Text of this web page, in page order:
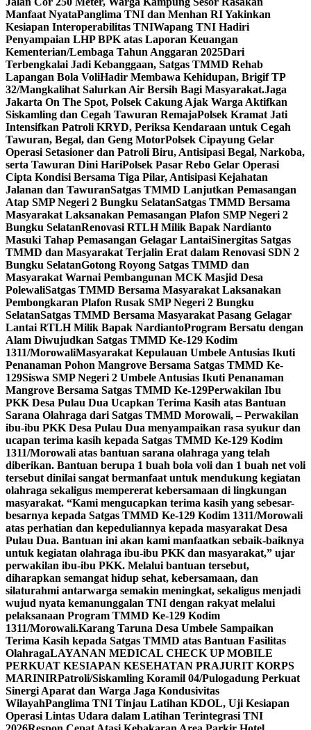
Manfaat NyataPanglima TNI dan Menhan RI Yakinkan
Kesiapan Interoperabilitas TNIWapang TNI Hadiri
Penyampaian LHP BPK atas Laporan Keuangan
Kementerian/Lembaga Tahun Anggaran 2025Dari
Terbengkalai Jadi Kebanggaan, Satgas TMMD Rehab
Lapangan Bola VoliHadir Membawa Kehidupan, Brigif TP
32/Mangkalihat Salurkan Air Bersih Bagi Masyarakat.Jaga
Jakarta On The Spot, Polsek Cakung Ajak Warga Aktifkan
Siskamling dan Cegah Tawuran RemajaPolsek Kramat Jati
Intensifkan Patroli KRYD, Periksa Kendaraan untuk Cegah
Tawuran, Begal, dan Geng MotorPolsek Cipayung Gelar
Operasi Setasioner dan Patroli Biru, Antisipasi Begal, Narkoba,
serta Tawuran Dini HariPolsek Pasar Rebo Gelar Operasi
Cipta Kondisi Bersama Tiga Pilar, Antisipasi Kejahatan
Jalanan dan TawuranSatgas TMMD Lanjutkan Pemasangan
Atap SMP Negeri 2 Bungku SelatanSatgas TMMD Bersama
Masyarakat Laksanakan Pemasangan Plafon SMP Negeri 2
Bungku SelatanRenovasi RTLH Milik Bapak Nardianto
Masuki Tahap Pemasangan Gelagar LantaiSinergitas Satgas
TMMD dan Masyarakat Terjalin Erat dalam Renovasi SDN 2
Bungku SelatanGotong Royong Satgas TMMD dan
Masyarakat Warnai Pembangunan MCK Masjid Desa
PolewaliSatgas TMMD Bersama Masyarakat Laksanakan
Pembongkaran Plafon Rusak SMP Negeri 2 Bungku
SelatanSatgas TMMD Bersama Masyarakat Pasang Gelagar
Lantai RTLH Milik Bapak NardiantoProgram Bersatu dengan
Alam Diwujudkan Satgas TMMD Ke-129 Kodim
1311/MorowaliMasyarakat Kepulauan Umbele Antusias Ikuti
Penanaman Pohon Mangrove Bersama Satgas TMMD Ke-
129Siswa SMP Negeri 2 Umbele Antusias Ikuti Penanaman
Mangrove Bersama Satgas TMMD Ke-129Perwakilan Ibu
PKK Desa Pulau Dua Ucapkan Terima Kasih atas Bantuan
Sarana Olahraga dari Satgas TMMD Morowali, – Perwakilan
ibu-ibu PKK Desa Pulau Dua menyampaikan rasa syukur dan
ucapan terima kasih kepada Satgas TMMD Ke-129 Kodim
1311/Morowali atas bantuan sarana olahraga yang telah
diberikan. Bantuan berupa 1 buah bola voli dan 1 buah net voli
tersebut dinilai sangat bermanfaat untuk mendukung kegiatan
olahraga sekaligus mempererat kebersamaan di lingkungan
masyarakat. “Kami mengucapkan terima kasih yang sebesar-
besarnya kepada Satgas TMMD Ke-129 Kodim 1311/Morowali
atas perhatian dan kepeduliannya kepada masyarakat Desa
Pulau Dua. Bantuan ini akan kami manfaatkan sebaik-baiknya
untuk kegiatan olahraga ibu-ibu PKK dan masyarakat,” ujar
perwakilan ibu-ibu PKK. Melalui bantuan tersebut,
diharapkan semangat hidup sehat, kebersamaan, dan
silaturahmi antarwarga semakin meningkat, sekaligus menjadi
wujud nyata kemanunggalan TNI dengan rakyat melalui
pelaksanaan Program TMMD Ke-129 Kodim
1311/Morowali.Karang Taruna Desa Umbele Sampaikan
Terima Kasih kepada Satgas TMMD atas Bantuan Fasilitas
OlahragaLAYANAN MEDICAL CHECK UP MOBILE
PERKUAT KESIAPAN KESEHATAN PRAJURIT KORPS
MARINIRPatroli/Siskamling Koramil 04/Pulogadung Perkuat
Sinergi Aparat dan Warga Jaga Kondusivitas
WilayahPanglima TNI Tinjau Latihan KDOL, Uji Kesiapan
Operasi Lintas Udara dalam Latihan Terintegrasi TNI